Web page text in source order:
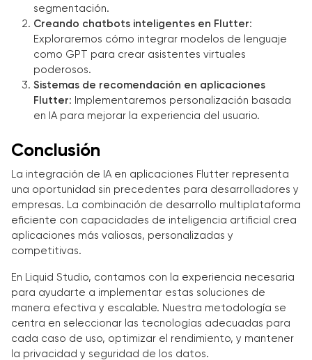
segmentación.
Creando chatbots inteligentes en Flutter:
Exploraremos cómo integrar modelos de lenguaje
como GPT para crear asistentes virtuales
poderosos.
Sistemas de recomendación en aplicaciones
Flutter: Implementaremos personalización basada
en IA para mejorar la experiencia del usuario.
Conclusión
La integración de IA en aplicaciones Flutter representa
una oportunidad sin precedentes para desarrolladores y
empresas. La combinación de desarrollo multiplataforma
eficiente con capacidades de inteligencia artificial crea
aplicaciones más valiosas, personalizadas y
competitivas.
En Liquid Studio, contamos con la experiencia necesaria
para ayudarte a implementar estas soluciones de
manera efectiva y escalable. Nuestra metodología se
centra en seleccionar las tecnologías adecuadas para
cada caso de uso, optimizar el rendimiento, y mantener
la privacidad y seguridad de los datos.